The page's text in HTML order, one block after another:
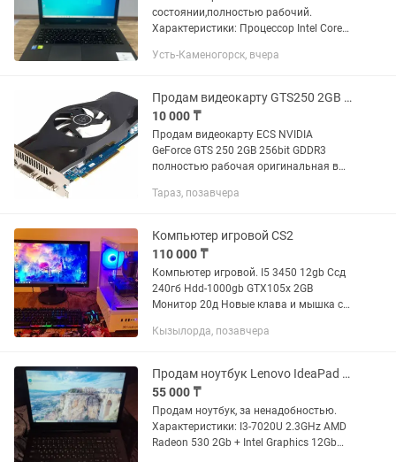
состоянии,полностью рабочий.
Характеристики: Процессор Intel Core
920M (2gb) Оперативная память 8ГБ
Усть-Каменогорск, вчера
Продам видеокарту GTS250 2GB GDDR3
10 000 ₸
Продам видеокарту ECS NVIDIA
GeForce GTS 250 2GB 256bit GDDR3
полностью рабочая оригинальная в
тенге. Без проблем. Реальным
Внимание!...
Тараз, позавчера
Компьютер игровой CS2
110 000 ₸
Компьютер игровой. I5 3450 12gb Ссд
240гб Hdd-1000gb GTX105х 2GB
Монитор 20д Новые клава и мышка с
180фпс и гта5 тянет.
Кызылорда, позавчера
Продам ноутбук Lenovo IdeaPad 330-15IKB
55 000 ₸
Продам ноутбук, за ненадобностью.
Характеристики: I3-7020U 2.3GHz AMD
Radeon 530 2Gb + Intel Graphics 12Gb